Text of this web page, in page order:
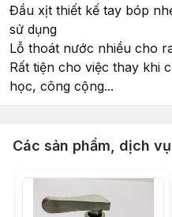
Đầu xịt thiết kế tay bóp
sử dụng
Lỗ thoát nước nhiều cho
Rất tiện cho việc thay khi
học, công cộng...
Các sản phẩm, dịch